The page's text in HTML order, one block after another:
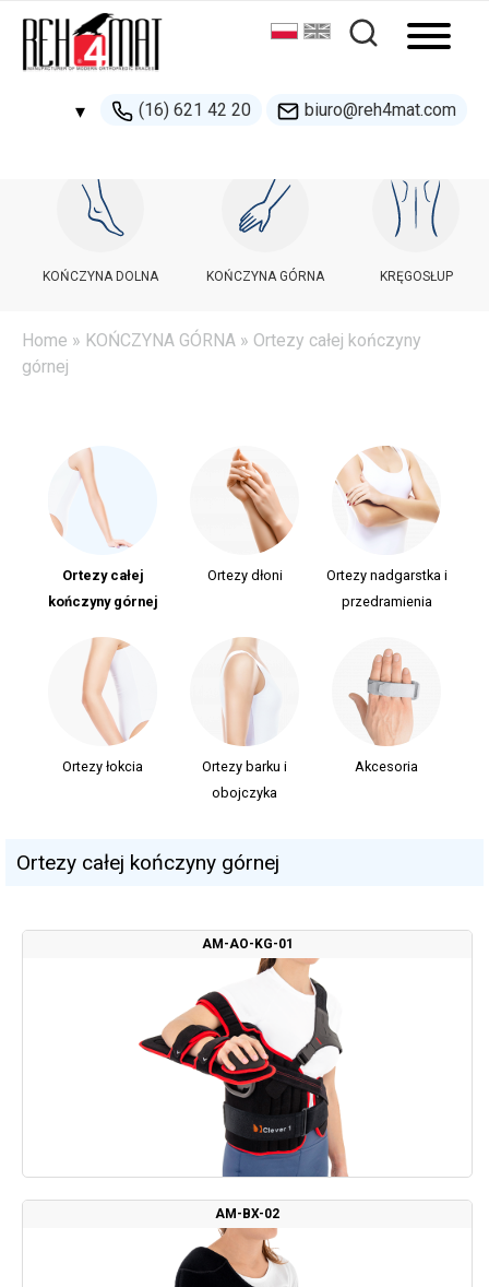
▾ (16) 621 42 20 biuro@reh4mat.com
500 132 274
handel@reh4mat.com
KOŃCZYNA DOLNA KOŃCZYNA GÓRNA KRĘGOSŁUP
Home » KOŃCZYNA GÓRNA » Ortezy całej kończyny
górnej
Ortezy całej
kończyny górnej
Ortezy dłoni
Ortezy nadgarstka i
przedramienia
Ortezy łokcia
Ortezy barku i
obojczyka
Akcesoria
Ortezy całej kończyny górnej
AM-AO-KG-01
AM-BX-02